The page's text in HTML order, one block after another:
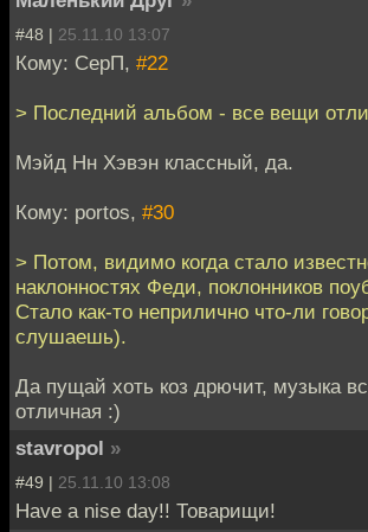
#48 | 25.11.10 13:07
Кому: СерП, #22
> Последний альбом - все вещи
Мэйд Нн Хэвэн классный, да.
Кому: portos, #30
> Потом, видимо когда стало
наклонностях Феди, поклонников
Стало как-то неприлично что-ли
слушаешь).
Да пущай хоть коз дрючит, музыка
отличная :)
stavropol »
#49 | 25.11.10 13:08
Have a nise day!! Товарищи!